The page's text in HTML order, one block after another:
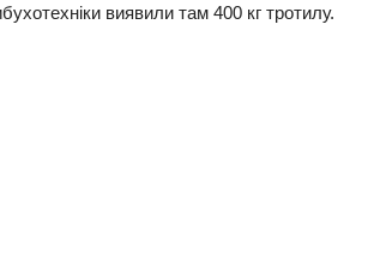
виявили там 400 кг тротилу.